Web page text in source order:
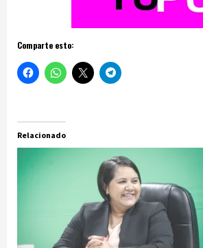
Comparte esto:
Relacionado